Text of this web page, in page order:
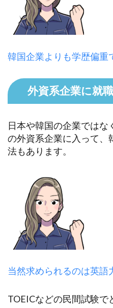
韓国企業よりも学歴偏重
外資系企業に就職
日本や韓国の企業では
の外資系企業に入って、
法もあります。
当然求められるのは英語
TOEICなどの民間試験